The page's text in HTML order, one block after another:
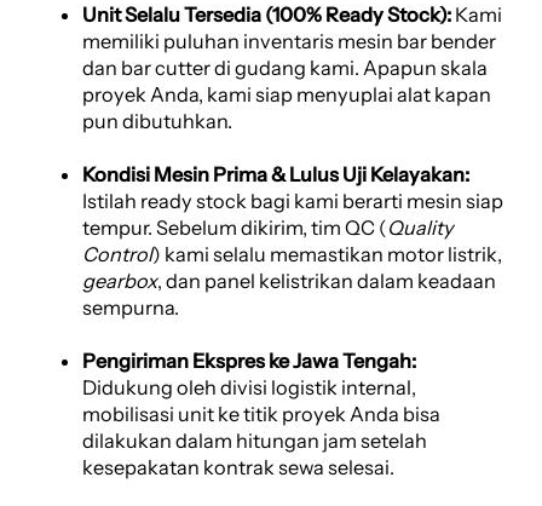
Unit Selalu Tersedia (100% Ready Stock): Kami
memiliki puluhan inventaris mesin bar bender
dan bar cutter di gudang kami. Apapun skala
proyek Anda, kami siap menyuplai alat kapan
pun dibutuhkan.
Kondisi Mesin Prima & Lulus Uji Kelayakan:
Istilah ready stock bagi kami berarti mesin siap
tempur. Sebelum dikirim, tim QC (Quality
Control) kami selalu memastikan motor listrik,
gearbox, dan panel kelistrikan dalam keadaan
sempurna.
Pengiriman Ekspres ke Jawa Tengah:
Didukung oleh divisi logistik internal,
mobilisasi unit ke titik proyek Anda bisa
dilakukan dalam hitungan jam setelah
kesepakatan kontrak sewa selesai.